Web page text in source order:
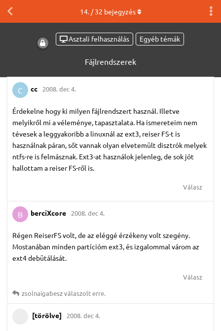
Asztali felhasználás Egyéb témák
Fájlrendszerek
14. /32 bejegyzés
C cc 2008. dec 4.
Érdekelne hogy ki milyen fájlrendszert használ. Illetve
melyikről mi a véleménye, tapasztalata. Ha ismereteim nem
tévesek a leggyakoribb a linuxnál az ext3, reiser FS-t is
használnak páran, sőt vannak olyan elvetemült disztrók melyek
ntfs-re is felmásznak. Ext3-at használok jelenleg, de sok jót
hallottam a reiser FS-ről is.
Válasz
B berciXcore 2008. dec 4.
Régen ReiserFS volt, de az eléggé érzékeny volt szegény.
Mostanában minden partícióm ext3, és izgalommal várom az
ext4 debütálását.
Válasz
zsolnaigabeszválaszolt erre.
[törölve] 2008. dec 4.